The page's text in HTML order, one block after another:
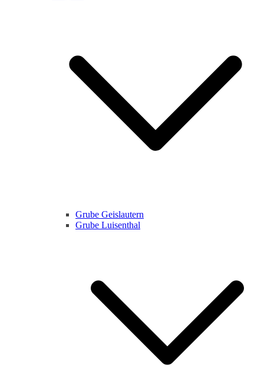
Grube Geislautern
Grube Luisenthal